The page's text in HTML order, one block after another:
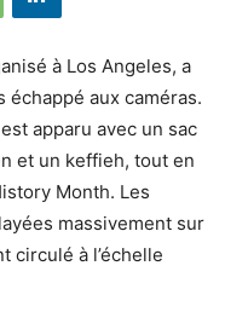
à Los Angeles, a
échappé aux caméras.
apparu avec un sac
et un keffieh, tout en
Month. Les
massivement sur
circulé à l’échelle